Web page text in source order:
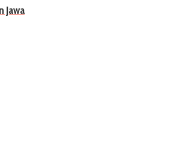
Jawa